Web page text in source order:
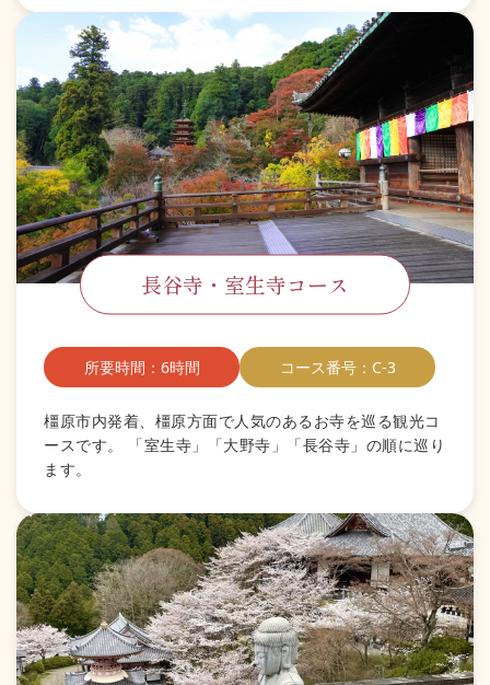
長谷寺・室生寺コース
所要時間：6時間 コース番号：C-3
橿原市内発着、橿原方面で人気のあるお寺を巡る観光コ
ースです。 「室生寺」「大野寺」「長谷寺」の順に巡り
ます。